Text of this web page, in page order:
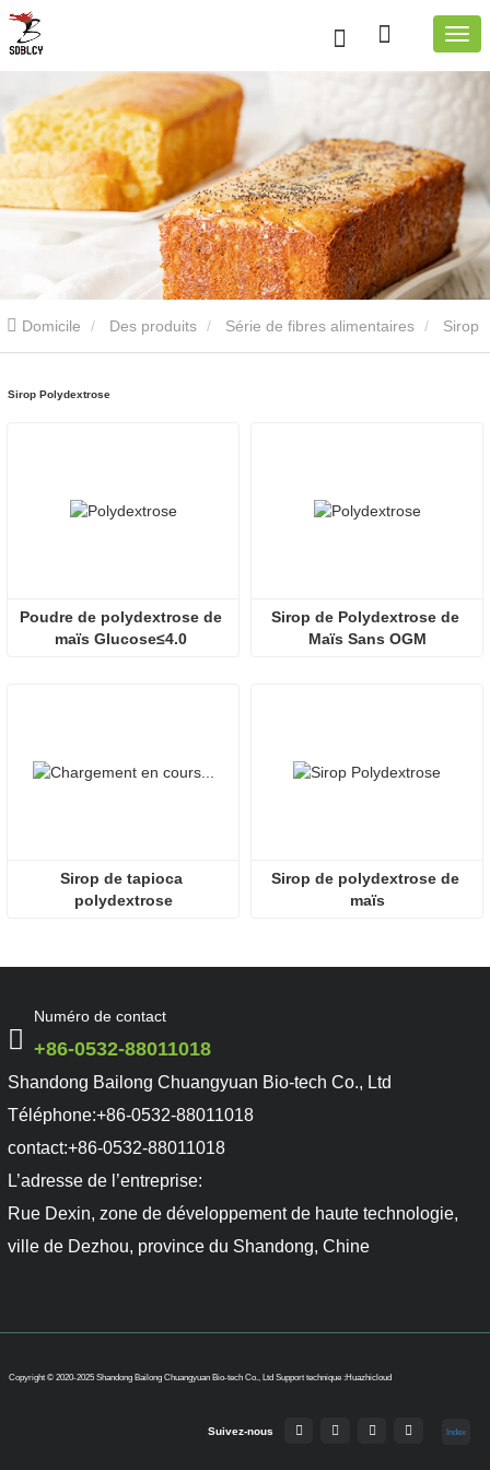
Domicile Des produits Série de fibres alimentaires
Sirop Polydextrose
Poudre de polydextrose de
maïs Glucose≤4.0
Sirop de Polydextrose de
Maïs Sans OGM
Sirop de tapioca
polydextrose
Sirop de polydextrose de
maïs
Numéro de contact
+86-0532-88011018
Shandong Bailong Chuangyuan Bio-tech Co., Ltd
Téléphone:+86-0532-88011018
contact:+86-0532-88011018
L’adresse de l’entreprise:
Rue Dexin, zone de développement de haute technologie,
ville de Dezhou, province du Shandong, Chine
Copyright © 2020-2025 Shandong Bailong Chuangyuan Bio-tech Co., Ltd Support technique :Huazhicloud
Suivez-nous Index